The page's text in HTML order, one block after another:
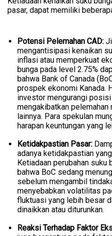
pasar, dapat memiliki
Potensi Pelemahan CAD:
mengantisipasi kenaikan
inflasi atau memperkuat
bunga pada level 2.75%
bahwa Bank of Canada
prospek ekonomi Kanada.
investor mengurangi posisi
mengakibatkan pelemahan
lainnya. Para spekulan
harapan keuntungan yang
Ketidakpastian Pasar:
adanya ketidakpastian
Ketiadaan perubahan suku
bahwa BoC sedang
sebelum mengambil
menyebabkan volatilitas
fluktuasi yang lebih besar
dinaikkan atau diturunkan.
Reaksi Terhadap Faktor